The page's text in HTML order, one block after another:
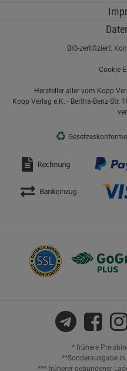
BIO-zertifiziert:
Cookie-
Hersteller aller vom Kopp
Kopp Verlag e.K. - Bertha-Benz-Str.
♻
* frühere
**Sonderausgabe
*** früherer gebundener